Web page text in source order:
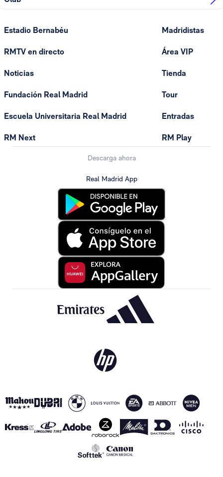
Estadio Bernabéu
RMTV en directo
Noticias
Fundación Real Madrid
Escuela Universitaria Real Madrid
RM Next
Madridistas
Área VIP
Tienda
Tour
Entradas
RM Play
Descarga ahora
Real Madrid App